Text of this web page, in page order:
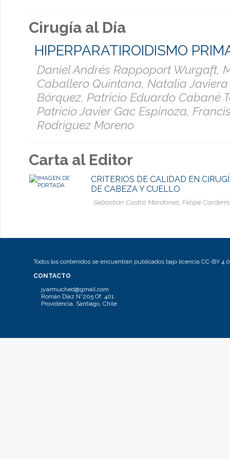
Cirugía al Día
HIPERPARATIROIDISMO
Daniel Andrés Rappoport Wurgaft,
Caballero Quintana, Natalia Javiera
Bórquez, Patricio Eduardo Cabané
Patricio Javier Gac Espinoza,
Rodríguez Moreno
Carta al Editor
CRITERIOS DE CALIDAD EN
DE CABEZA Y CUELLO
Sebastián Castro Mardones, Felipe
Todos los contenidos se encuentran publicados bajo licencia CC-BY 4.0
CONTACTO
jyarmuched@gmail.com
Román Díaz N°205 Of. 401.
Providencia, Santiago, Chile